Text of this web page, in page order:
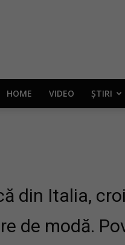
HOME VIDEO ȘTIRI
din Italia,
de modă.